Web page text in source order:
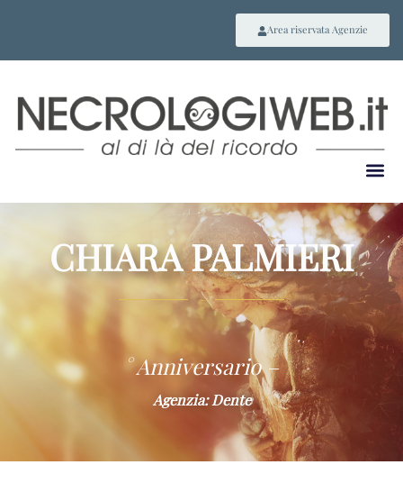
Area riservata Agenzie
CHIARA PALMIERI
~
° Anniversario –
Agenzia: Dente